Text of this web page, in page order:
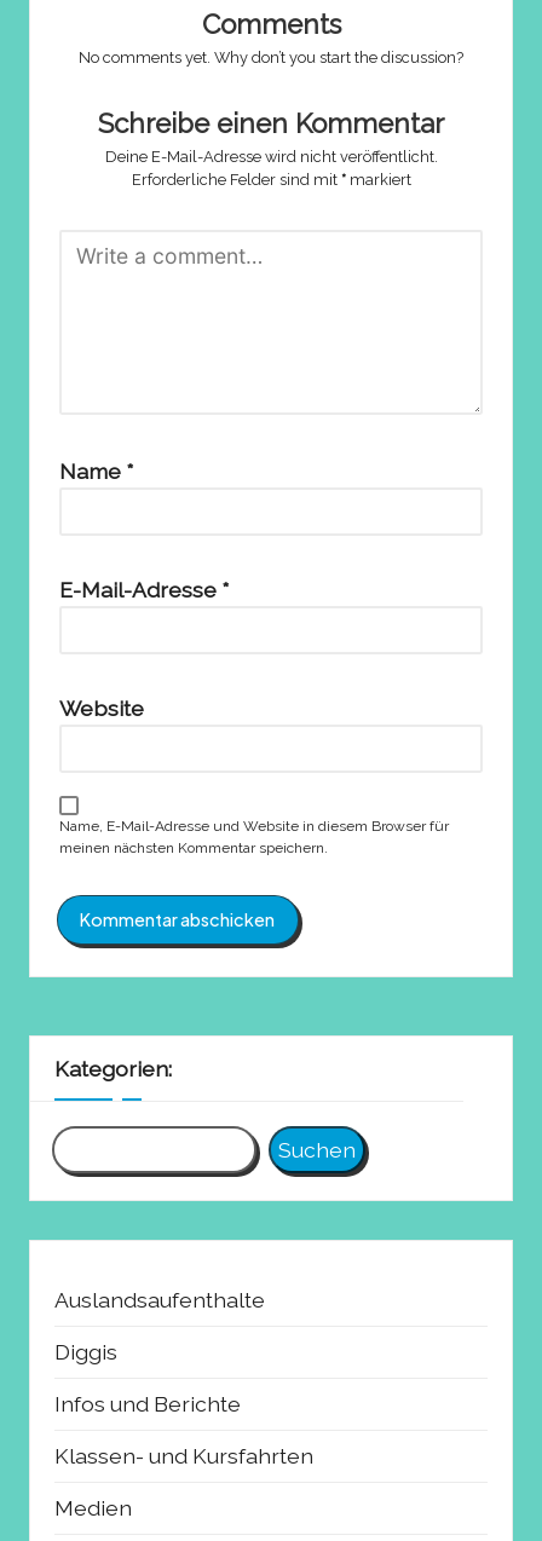
Comments
No comments yet. Why don’t you start the discussion?
Schreibe einen Kommentar
Deine E-Mail-Adresse wird nicht veröffentlicht.
Erforderliche Felder sind mit *markiert
Name *
E-Mail-Adresse *
Website
Name, E-Mail-Adresse und Website in diesem Browser für
meinen nächsten Kommentar speichern.
Kategorien:
Suchen
Auslandsaufenthalte
Diggis
Infos und Berichte
Klassen- und Kursfahrten
Medien